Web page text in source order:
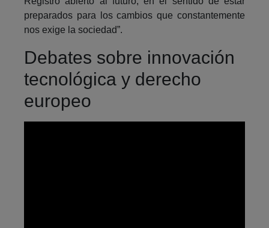
preparados para los cambios que constantemente
nos exige la sociedad”.
Debates sobre innovación
tecnológica y derecho
europeo